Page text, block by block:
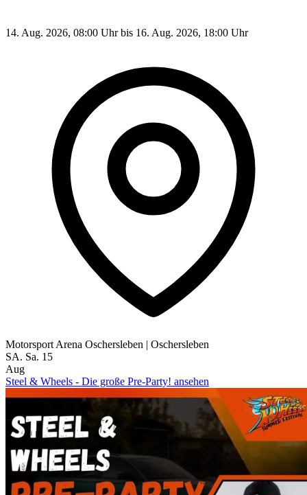
14. Aug. 2026, 08:00 Uhr bis 16. Aug. 2026, 18:00 Uhr
Motorsport Arena Oschersleben | Oschersleben
SA. Sa. 15
Aug
Steel & Wheels - Die große Pre-Party! ansehen